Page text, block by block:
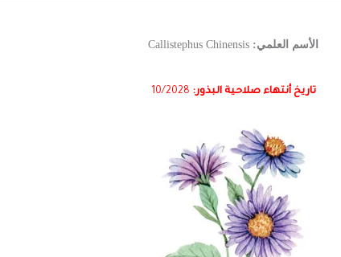
الأسم العلمي:
تاريخ أنتهاء صلاحية البذور: 10/2028